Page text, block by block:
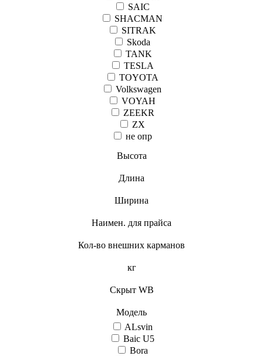
SAIC
SHACMAN
SITRAK
Skoda
TANK
TESLA
TOYOTA
Volkswagen
VOYAH
ZEEKR
ZX
не опр
Высота
Длина
Ширина
Наимен. для прайса
Кол-во внешних карманов
кг
Скрыт WB
Модель
ALsvin
Baic U5
Bora